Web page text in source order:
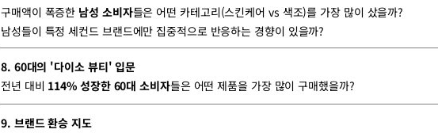
구매액이 폭증한 남성 소비자들은 어떤 카테고리(스킨케어 vs 색조)를 가장 많이 샀을까?
남성들이 특정 세컨드 브랜드에만 집중적으로 반응하는 경향이 있을까?
8. 60대의 '다이소 뷰티' 입문
전년 대비 114% 성장한 60대 소비자들은 어떤 제품을 가장 많이 구매했을까?
9. 브랜드 환승 지도